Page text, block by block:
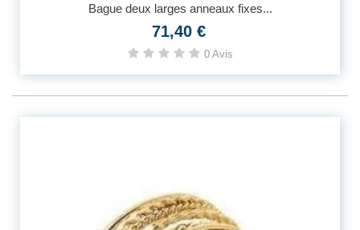
Bague deux larges anneaux fixes...
71,40 €
0 Avis